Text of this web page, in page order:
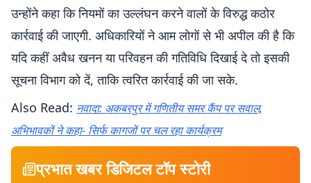
उन्होंने कहा कि नियमों का उल्लंघन करने वालों के विरुद्ध कठोर
कार्रवाई की जाएगी. अधिकारियों ने आम लोगों से भी अपील की है कि
यदि कहीं अवैध खनन या परिवहन की गतिविधि दिखाई दे तो इसकी
सूचना विभाग को दें, ताकि त्वरित कार्रवाई की जा सके.
Also Read: नवादा: अकबरपुर में गणितीय समर कैंप पर सवाल,
अभिभावकों ने कहा- सिर्फ कागजों पर चल रहा कार्यक्रम
प्रभात खबर डिजिटल टॉप स्टोरी